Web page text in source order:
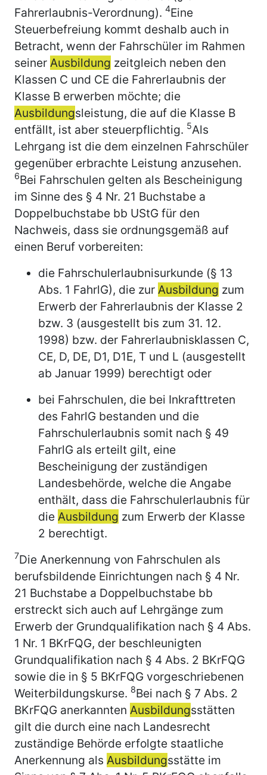
Fahrerlaubnis-Verordnung). 4Eine
Steuerbefreiung kommt deshalb auch in
Betracht, wenn der Fahrschüler im Rahmen
seiner Ausbildung zeitgleich neben den
Klassen C und CE die Fahrerlaubnis der
Klasse B erwerben möchte; die
Ausbildungsleistung, die auf die Klasse B
entfällt, ist aber steuerpflichtig. 5Als
Lehrgang ist die dem einzelnen Fahrschüler
gegenüber erbrachte Leistung anzusehen.
6Bei Fahrschulen gelten als Bescheinigung
im Sinne des § 4 Nr. 21 Buchstabe a
Doppelbuchstabe bb UStG für den
Nachweis, dass sie ordnungsgemäß auf
einen Beruf vorbereiten:
die Fahrschulerlaubnisurkunde (§ 13
Abs. 1 FahrlG), die zur Ausbildung zum
Erwerb der Fahrerlaubnis der Klasse 2
bzw. 3 (ausgestellt bis zum 31. 12.
1998) bzw. der Fahrerlaubnisklassen C,
CE, D, DE, D1, D1E, T und L (ausgestellt
ab Januar 1999) berechtigt oder
bei Fahrschulen, die bei Inkrafttreten
des FahrlG bestanden und die
Fahrschulerlaubnis somit nach § 49
FahrlG als erteilt gilt, eine
Bescheinigung der zuständigen
Landesbehörde, welche die Angabe
enthält, dass die Fahrschulerlaubnis für
die Ausbildung zum Erwerb der Klasse
2 berechtigt.
7Die Anerkennung von Fahrschulen als
berufsbildende Einrichtungen nach § 4 Nr.
21 Buchstabe a Doppelbuchstabe bb
erstreckt sich auch auf Lehrgänge zum
Erwerb der Grundqualifikation nach § 4 Abs.
1 Nr. 1 BKrFQG, der beschleunigten
Grundqualifikation nach § 4 Abs. 2 BKrFQG
sowie die in § 5 BKrFQG vorgeschriebenen
Weiterbildungskurse. 8Bei nach § 7 Abs. 2
BKrFQG anerkannten Ausbildungsstätten
gilt die durch eine nach Landesrecht
zuständige Behörde erfolgte staatliche
Anerkennung als Ausbildungsstätte im